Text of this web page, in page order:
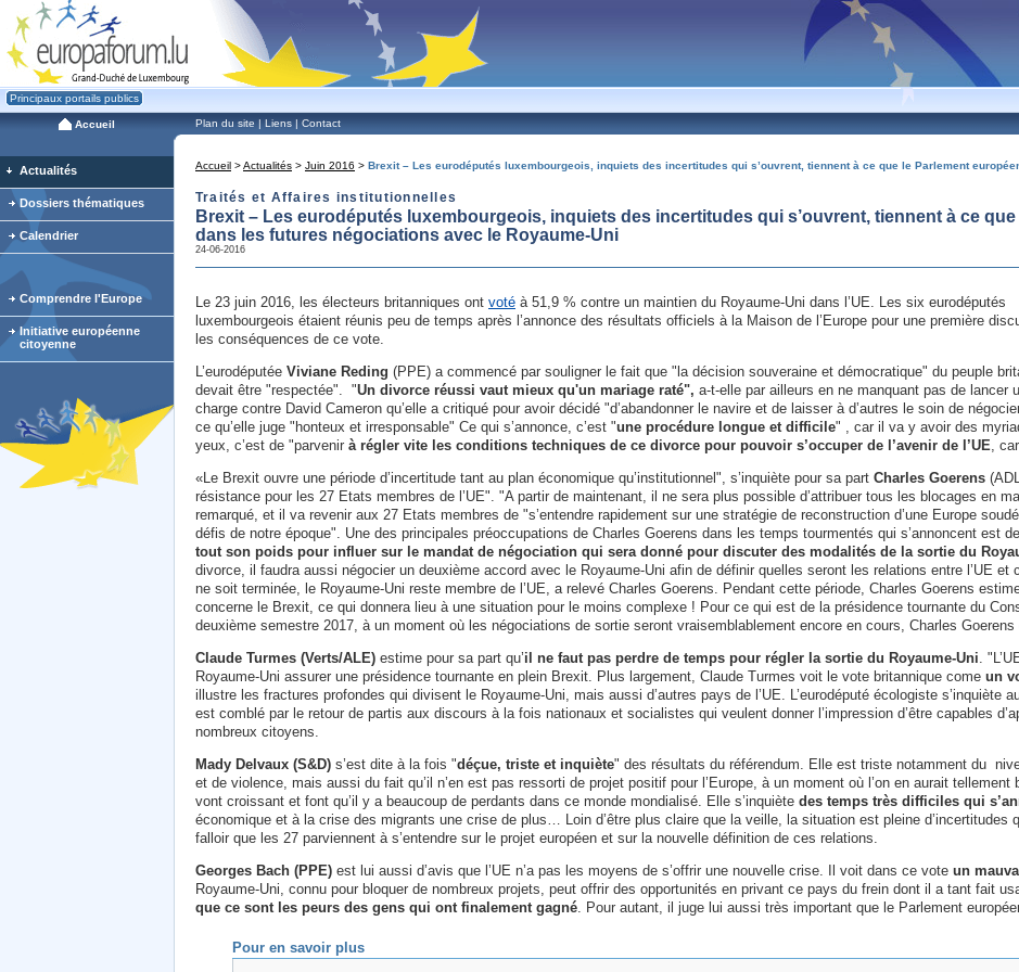
Principaux portails publics
Accueil Plan du site | Liens | Contact
Accueil >Actualités > Juin 2016 > Brexit – Les eurodéputés luxembourgeois, inquiets des incertitudes qui s’ouvrent, tiennent à ce que le Parlement
Traités et Affaires institutionnelles
Brexit – Les eurodéputés luxembourgeois, inquiets des incertitudes qui s’ouvrent, tiennent à ce
dans les futures négociations avec le Royaume-Uni
24-06-2016
Le 23 juin 2016, les électeurs britanniques ont voté à 51,9 % contre un maintien du Royaume-Uni dans l’UE. Les six eurodéputés
luxembourgeois étaient réunis peu de temps après l’annonce des résultats officiels à la Maison de l’Europe pour une première
les conséquences de ce vote.
L’eurodéputée Viviane Reding (PPE) a commencé par souligner le fait que "la décision souveraine et démocratique" du peuple
devait être "respectée". "Un divorce réussi vaut mieux qu'un mariage raté", a-t-elle par ailleurs en ne manquant pas de lancer
charge contre David Cameron qu’elle a critiqué pour avoir décidé "d’abandonner le navire et de laisser à d’autres le soin de
ce qu’elle juge "honteux et irresponsable" Ce qui s’annonce, c’est "une procédure longue et difficile" , car il va y avoir des
yeux, c’est de "parvenir à régler vite les conditions techniques de ce divorce pour pouvoir s’occuper de l’avenir de l’UE,
«Le Brexit ouvre une période d’incertitude tant au plan économique qu’institutionnel", s’inquiète pour sa part Charles Goerens
résistance pour les 27 Etats membres de l’UE". "A partir de maintenant, il ne sera plus possible d’attribuer tous les blocages en
remarqué, et il va revenir aux 27 Etats membres de "s’entendre rapidement sur une stratégie de reconstruction d’une Europe
défis de notre époque". Une des principales préoccupations de Charles Goerens dans les temps tourmentés qui s’annoncent est de
tout son poids pour influer sur le mandat de négociation qui sera donné pour discuter des modalités de la sortie du
divorce, il faudra aussi négocier un deuxième accord avec le Royaume-Uni afin de définir quelles seront les relations entre l’UE
ne soit terminée, le Royaume-Uni reste membre de l’UE, a relevé Charles Goerens. Pendant cette période, Charles Goerens
concerne le Brexit, ce qui donnera lieu à une situation pour le moins complexe ! Pour ce qui est de la présidence tournante du
deuxième semestre 2017, à un moment où les négociations de sortie seront vraisemblablement encore en cours, Charles Goerens
Claude Turmes (Verts/ALE) estime pour sa part qu’il ne faut pas perdre de temps pour régler la sortie du Royaume-Uni.
Royaume-Uni assurer une présidence tournante en plein Brexit. Plus largement, Claude Turmes voit le vote britannique come un
illustre les fractures profondes qui divisent le Royaume-Uni, mais aussi d’autres pays de l’UE. L’eurodéputé écologiste
est comblé par le retour de partis aux discours à la fois nationaux et socialistes qui veulent donner l’impression d’être capables
nombreux citoyens.
Mady Delvaux (S&D) s’est dite à la fois "déçue, triste et inquiète" des résultats du référendum. Elle est triste notamment du
et de violence, mais aussi du fait qu’il n’en est pas ressorti de projet positif pour l’Europe, à un moment où l’on en aurait
vont croissant et font qu’il y a beaucoup de perdants dans ce monde mondialisé. Elle s’inquiète des temps très difficiles qui
économique et à la crise des migrants une crise de plus… Loin d’être plus claire que la veille, la situation est pleine d’incertitudes
falloir que les 27 parviennent à s’entendre sur le projet européen et sur la nouvelle définition de ces relations.
Georges Bach (PPE) est lui aussi d’avis que l’UE n’a pas les moyens de s’offrir une nouvelle crise. Il voit dans ce vote un
Royaume-Uni, connu pour bloquer de nombreux projets, peut offrir des opportunités en privant ce pays du frein dont il a tant fait
que ce sont les peurs des gens qui ont finalement gagné. Pour autant, il juge lui aussi très important que le Parlement
Pour en savoir plus
Actualités
Dossiers thématiques
Calendrier
Comprendre l'Europe
Initiative européenne
citoyenne